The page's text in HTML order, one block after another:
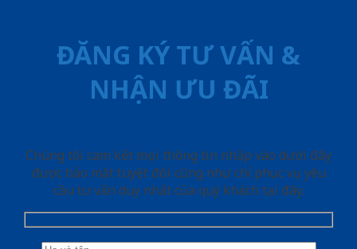
ĐĂNG KÝ TƯ VẤN &
NHẬN ƯU ĐÃI
Chúng tôi cam kết mọi thông tin nhập vào dưới đây
được bảo mật tuyệt đối cũng như chỉ phục vụ yêu
cầu tư vấn duy nhất của quý khách tại đây.